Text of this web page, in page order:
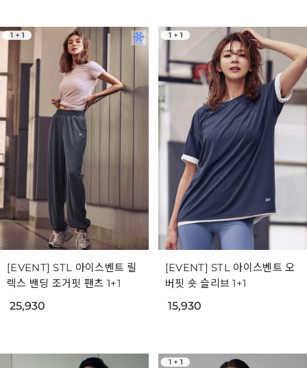
[EVENT] STL 아이스벤트 릴
렉스 밴딩 조거핏 팬츠 1+1
25,930
[EVENT] STL 아이스벤트 오
버핏 숏 슬리브 1+1
15,930